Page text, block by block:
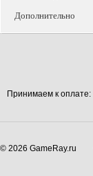
Дополнительно
Принимаем к оплате:
© 2026 GameRay.ru